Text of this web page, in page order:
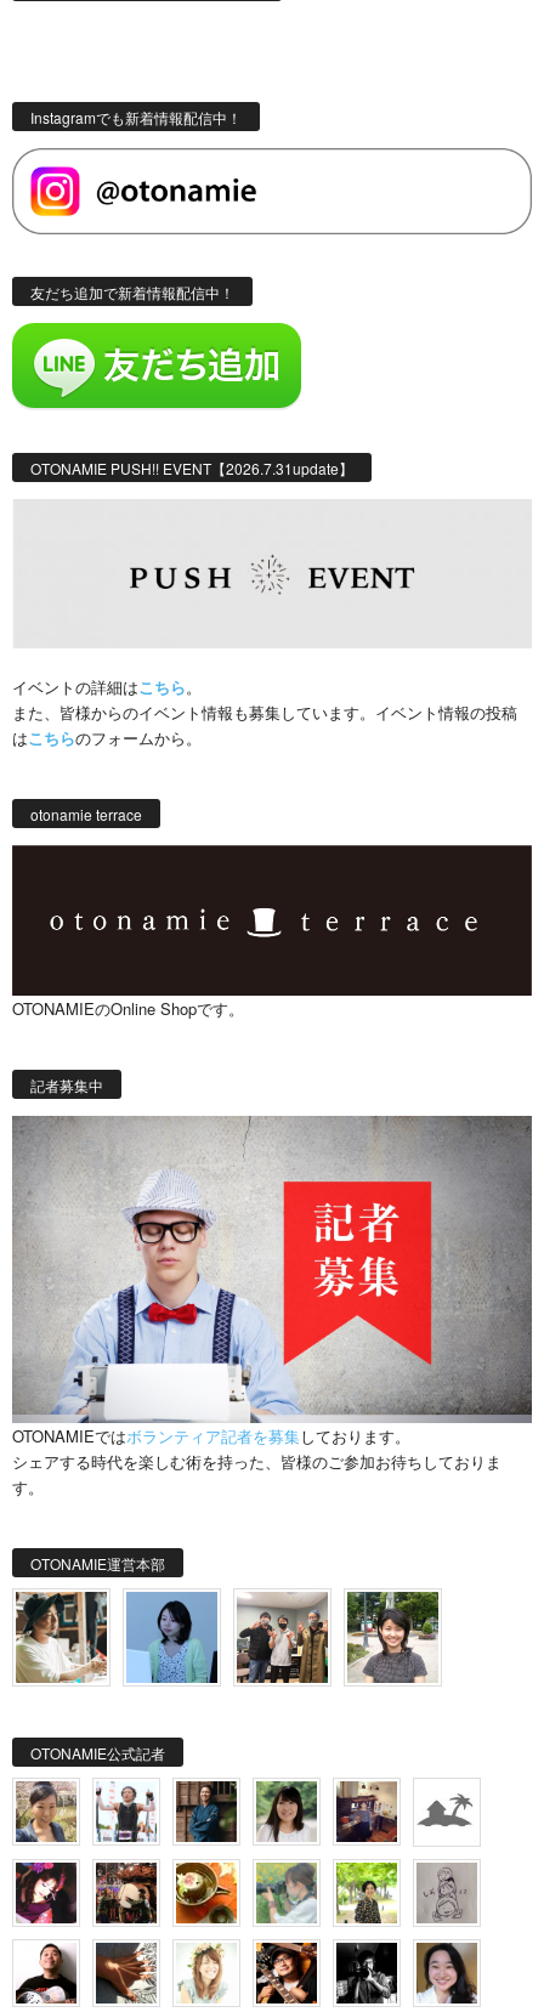
Instagramでも新着情報配信中！
友だち追加で新着情報配信中！
OTONAMIE PUSH!! EVENT【2026.7.31update】
イベントの詳細はこちら。
また、皆様からのイベント情報も募集しています。イベント情報の投稿
はこちらのフォームから。
otonamie terrace
OTONAMIEのOnline Shopです。
記者募集中
OTONAMIEではボランティア記者を募集しております。
シェアする時代を楽しむ術を持った、皆様のご参加お待ちしておりま
す。
OTONAMIE運営本部
OTONAMIE公式記者